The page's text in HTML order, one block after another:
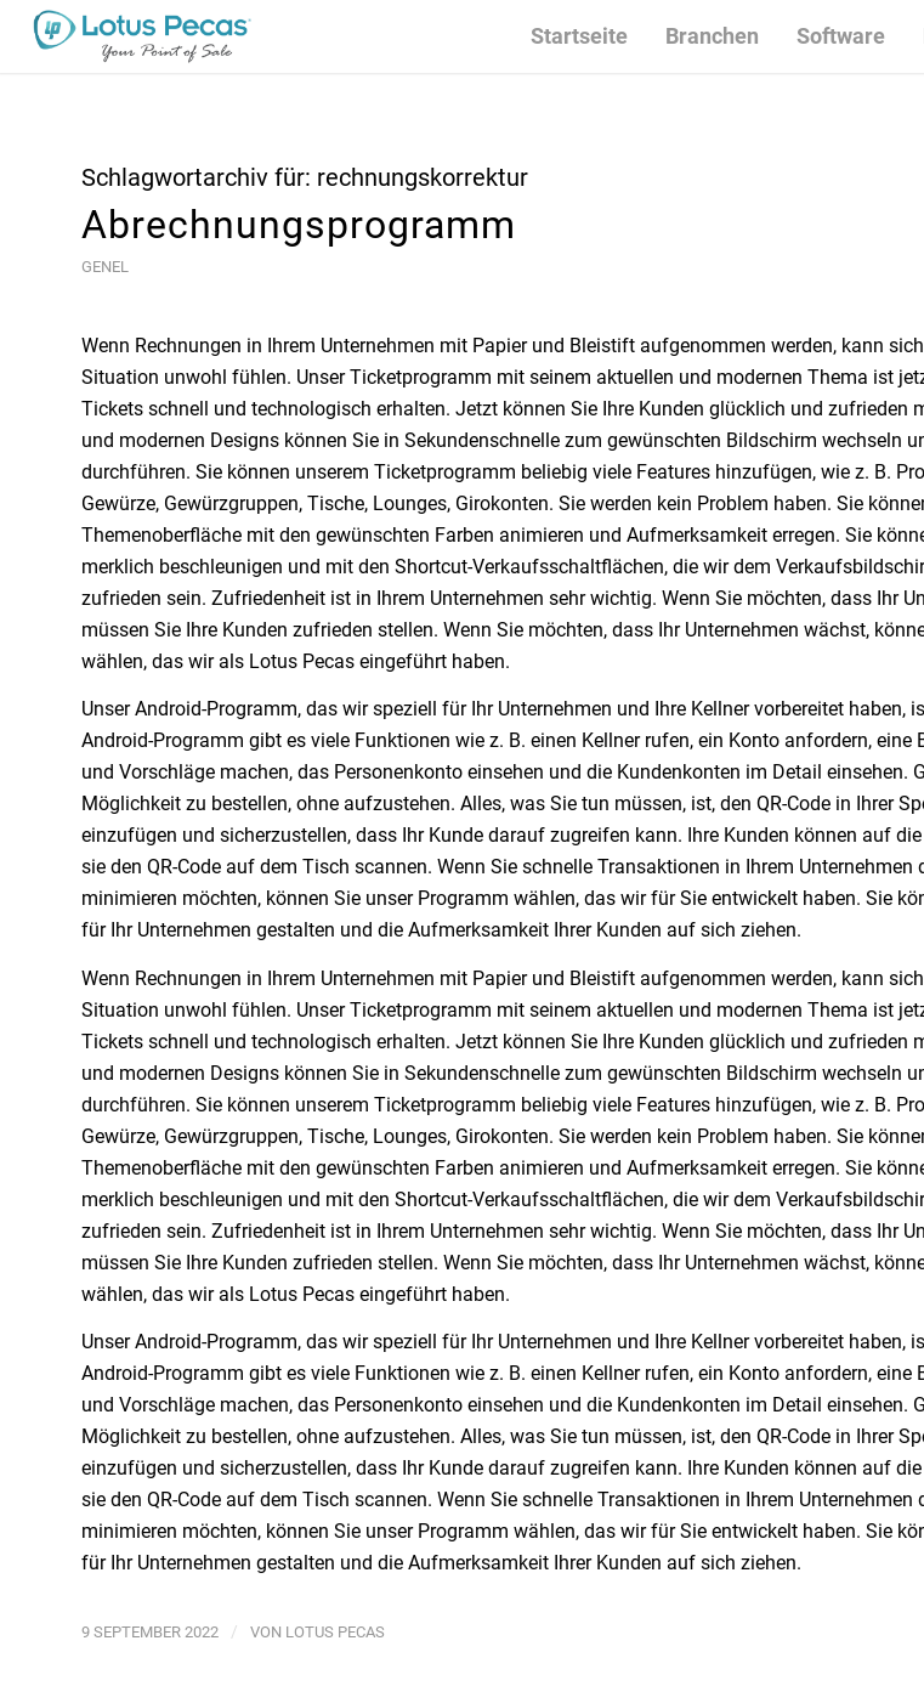
Startseite Branchen Software
Schlagwortarchiv für: rechnungskorrektur
Abrechnungsprogramm
GENEL
Wenn Rechnungen in Ihrem Unternehmen mit Papier und Bleistift aufgenommen werden, kann
Situation unwohl fühlen. Unser Ticketprogramm mit seinem aktuellen und modernen Thema ist
Tickets schnell und technologisch erhalten. Jetzt können Sie Ihre Kunden glücklich und zufrieden
und modernen Designs können Sie in Sekundenschnelle zum gewünschten Bildschirm wechseln
durchführen. Sie können unserem Ticketprogramm beliebig viele Features hinzufügen, wie z. B.
Gewürze, Gewürzgruppen, Tische, Lounges, Girokonten. Sie werden kein Problem haben. Sie
Themenoberfläche mit den gewünschten Farben animieren und Aufmerksamkeit erregen. Sie
merklich beschleunigen und mit den Shortcut-Verkaufsschaltflächen, die wir dem
zufrieden sein. Zufriedenheit ist in Ihrem Unternehmen sehr wichtig. Wenn Sie möchten, dass Ihr
müssen Sie Ihre Kunden zufrieden stellen. Wenn Sie möchten, dass Ihr Unternehmen wächst,
wählen, das wir als Lotus Pecas eingeführt haben.
Unser Android-Programm, das wir speziell für Ihr Unternehmen und Ihre Kellner vorbereitet haben,
Android-Programm gibt es viele Funktionen wie z. B. einen Kellner rufen, ein Konto anfordern, eine
und Vorschläge machen, das Personenkonto einsehen und die Kundenkonten im Detail einsehen.
Möglichkeit zu bestellen, ohne aufzustehen. Alles, was Sie tun müssen, ist, den QR-Code in Ihrer
einzufügen und sicherzustellen, dass Ihr Kunde darauf zugreifen kann. Ihre Kunden können auf
sie den QR-Code auf dem Tisch scannen. Wenn Sie schnelle Transaktionen in Ihrem
minimieren möchten, können Sie unser Programm wählen, das wir für Sie entwickelt haben. Sie
für Ihr Unternehmen gestalten und die Aufmerksamkeit Ihrer Kunden auf sich ziehen.
Wenn Rechnungen in Ihrem Unternehmen mit Papier und Bleistift aufgenommen werden, kann
Situation unwohl fühlen. Unser Ticketprogramm mit seinem aktuellen und modernen Thema ist
Tickets schnell und technologisch erhalten. Jetzt können Sie Ihre Kunden glücklich und zufrieden
und modernen Designs können Sie in Sekundenschnelle zum gewünschten Bildschirm wechseln
durchführen. Sie können unserem Ticketprogramm beliebig viele Features hinzufügen, wie z. B.
Gewürze, Gewürzgruppen, Tische, Lounges, Girokonten. Sie werden kein Problem haben. Sie
Themenoberfläche mit den gewünschten Farben animieren und Aufmerksamkeit erregen. Sie
merklich beschleunigen und mit den Shortcut-Verkaufsschaltflächen, die wir dem
zufrieden sein. Zufriedenheit ist in Ihrem Unternehmen sehr wichtig. Wenn Sie möchten, dass Ihr
müssen Sie Ihre Kunden zufrieden stellen. Wenn Sie möchten, dass Ihr Unternehmen wächst,
wählen, das wir als Lotus Pecas eingeführt haben.
Unser Android-Programm, das wir speziell für Ihr Unternehmen und Ihre Kellner vorbereitet haben,
Android-Programm gibt es viele Funktionen wie z. B. einen Kellner rufen, ein Konto anfordern, eine
und Vorschläge machen, das Personenkonto einsehen und die Kundenkonten im Detail einsehen.
Möglichkeit zu bestellen, ohne aufzustehen. Alles, was Sie tun müssen, ist, den QR-Code in Ihrer
einzufügen und sicherzustellen, dass Ihr Kunde darauf zugreifen kann. Ihre Kunden können auf
sie den QR-Code auf dem Tisch scannen. Wenn Sie schnelle Transaktionen in Ihrem
minimieren möchten, können Sie unser Programm wählen, das wir für Sie entwickelt haben. Sie
für Ihr Unternehmen gestalten und die Aufmerksamkeit Ihrer Kunden auf sich ziehen.
9 SEPTEMBER 2022 / VON LOTUS PECAS